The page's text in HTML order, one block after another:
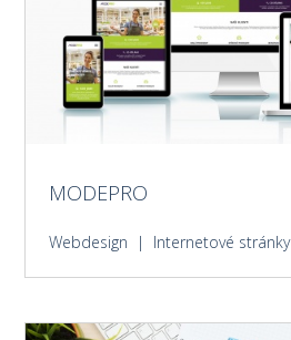
MODEPRO
Webdesign | Internetové stránky